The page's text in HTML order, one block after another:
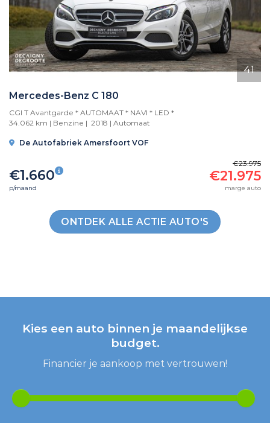
41
Mercedes-Benz C 180
CGI T Avantgarde * AUTOMAAT * NAVI * LED *
34.062 km | Benzine | 2018 | Automaat
De Autofabriek Amersfoort VOF
€1.660
p/maand
€21.975
€23.975
marge auto
ONTDEK ALLE ACTIE AUTO'S
Kies een auto binnen je maandelijkse
budget.
Financier je aankoop met vertrouwen!